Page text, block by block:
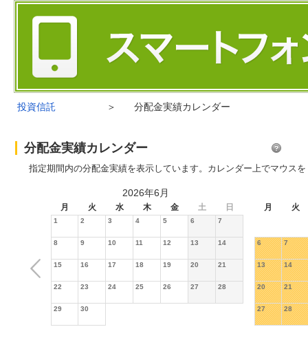
投資信託 ＞ 分配金実績カレンダー
分配金実績カレンダー
指定期間内の分配金実績を表示しています。カレンダー上でマウス
2026年6月
月 火 水 木 金 土 日 月 火
1 2 3 4 5 6 7
8 9 10 11 12 13 14
15 16 17 18 19 20 21
22 23 24 25 26 27 28
29 30
6 7
13 14
20 21
27 28